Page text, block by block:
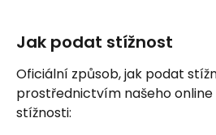
Jak podat stížnost
Oficiální způsob, jak podat
prostřednictvím našeho
stížnosti: